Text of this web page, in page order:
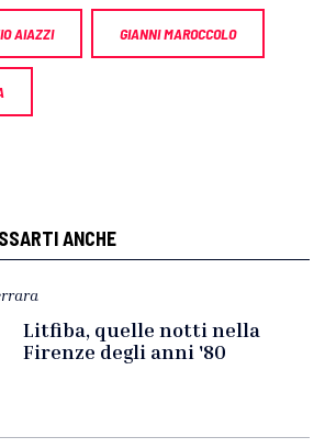
AIAZZI GIANNI MAROCCOLO
ANCHE
Litfiba, quelle notti nella
Firenze degli anni '80